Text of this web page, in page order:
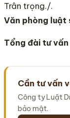
Trân trọng./.
Văn phòng luật
Tổng đài tư
Cần tư vấn
Công ty Luật
bảo mật.